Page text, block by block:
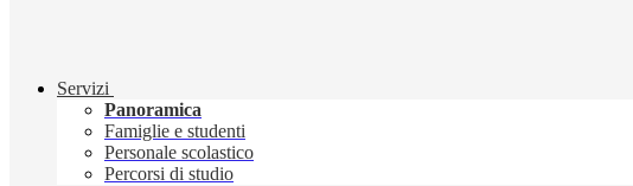
Servizi
Panoramica
Famiglie e studenti
Personale scolastico
Percorsi di studio